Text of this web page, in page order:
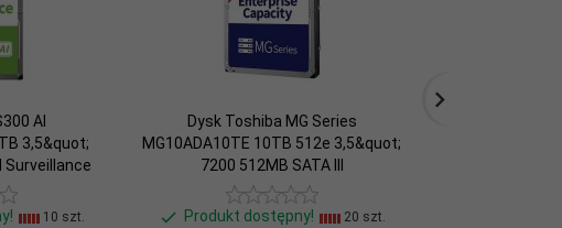
AI
3,5&quot;
Surveillance
10 szt.
Dysk Toshiba MG Series
MG10ADA10TE 10TB 512e 3,5&quot;
7200 512MB SATA III
Produkt dostępny! 20 szt.